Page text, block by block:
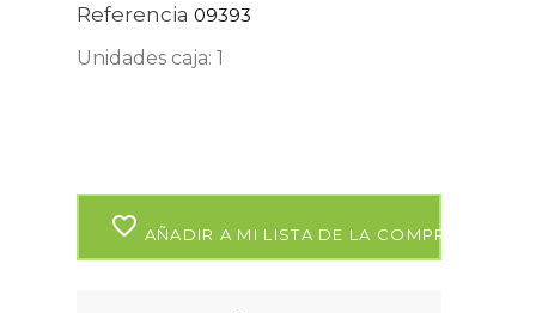
Referencia09393
Unidades caja: 1
favorite_border AÑADIR A MI LISTA DE LA COMPRA